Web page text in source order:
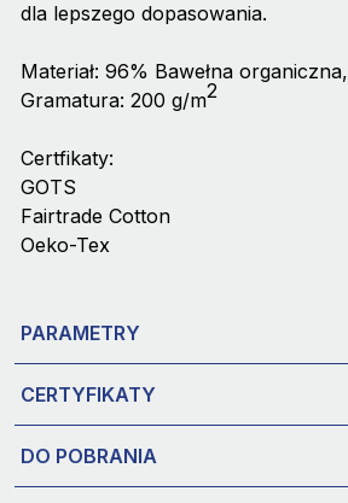
dla lepszego dopasowania.
Materiał: 96% Bawełna organiczna,
Gramatura: 200 g/m2
Certfikaty:
GOTS
Fairtrade Cotton
Oeko-Tex
PARAMETRY
CERTYFIKATY
DO POBRANIA